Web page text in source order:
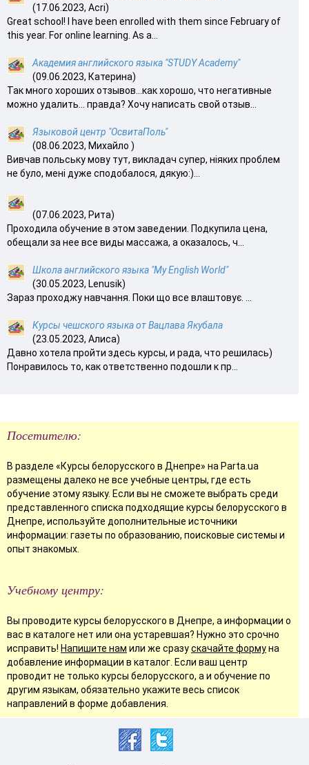
(17.06.2023, Acri)
Great school! I have been enrolled with them since February of
this year. For online learning. As a...
Академия английского языка "STUDY Academy"
(09.06.2023, Катерина)
Так много хороших отзывов…как хорошо, что негативные
можно удалить… правда? Хочу написать свой отзыв...
Языковой центр "ОсвитаПоль"
(08.06.2023, Михайло )
Вивчав польську мову тут, викладач супер, ніяких проблем
не було, мені дуже сподобалося, дякую:)...
(07.06.2023, Рита)
Проходила обучение в этом заведении. Подкупила цена,
обещали за нее все виды массажа, а оказалось, ч...
Школа английского языка "My English World"
(30.05.2023, Lenusik)
Зараз проходжу навчання. Поки що все влаштовує. ...
Курсы чешского языка от Вацлава Якубала
(23.05.2023, Алиса)
Давно хотела пройти здесь курсы, и рада, что решилась)
Понравилось то, как ответственно подошли к пр...
Посетителю:
В разделе «Курсы белорусского в Днепре» на Parta.ua
размещены далеко не все учебные центры, где есть
обучение этому языку. Если вы не сможете выбрать среди
представленного списка подходящие курсы белорусского в
Днепре, используйте дополнительные источники
информации: газеты по образованию, поисковые системы и
опыт знакомых.
Учебному центру:
Вы проводите курсы белорусского в Днепре, а информации о
вас в каталоге нет или она устаревшая? Нужно это срочно
исправить! Напишите нам или же сразускачайте формуна
добавление информации в каталог. Если ваш центр
проводит не только курсы белорусского, а и обучение по
другим языкам, обязательно укажите весь список
направлений в форме добавления.